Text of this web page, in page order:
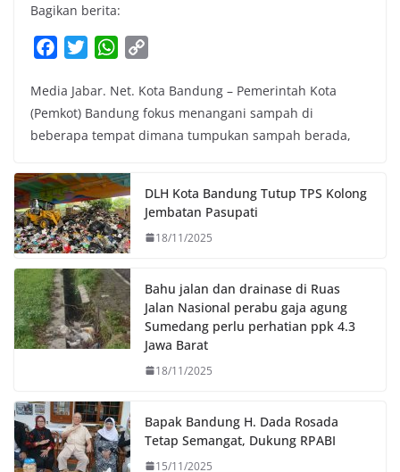
Bagikan berita:
c
e
b
o
k
i
t
t
r
W
a
t
s
p
p
p
y
L
n
k
Media Jabar. Net. Kota Bandung – Pemerintah Kota
(Pemkot) Bandung fokus menangani sampah di
beberapa tempat dimana tumpukan sampah berada,
DLH Kota Bandung Tutup TPS Kolong
Jembatan Pasupati
18/11/2025
Bahu jalan dan drainase di Ruas
Jalan Nasional perabu gaja agung
Sumedang perlu perhatian ppk 4.3
Jawa Barat
18/11/2025
Bapak Bandung H. Dada Rosada
Tetap Semangat, Dukung RPABI
15/11/2025